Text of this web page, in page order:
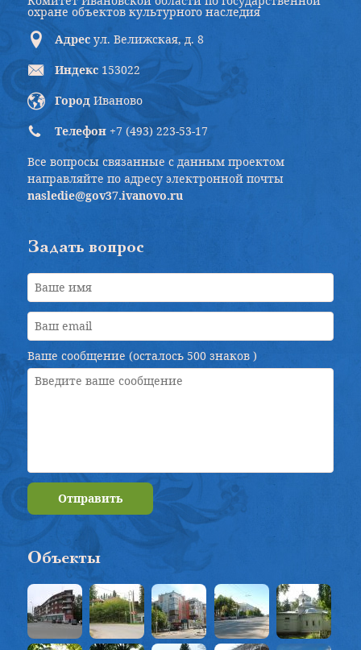
охране объектов культурного наследия
Адрес ул. Велижская, д. 8
Индекс 153022
Город Иваново
Телефон +7 (493) 223-53-17
Все вопросы связанные с данным проектом
направляйте по адресу электронной почты
nasledie@gov37.ivanovo.ru
Задать вопрос
Ваше сообщение (осталось 500 знаков )
Отправить
Объекты